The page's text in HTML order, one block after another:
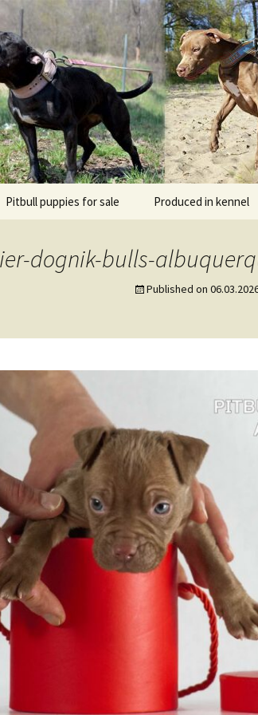
BULLS Europe. ADBA
Pitbull puppies for sale Produced in kennel
dognik-bulls-
Published on